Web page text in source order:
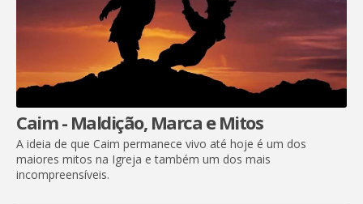
Caim - Maldição, Marca e Mitos
A ideia de que Caim permanece vivo até hoje é um dos
maiores mitos na Igreja e também um dos mais
incompreensíveis.